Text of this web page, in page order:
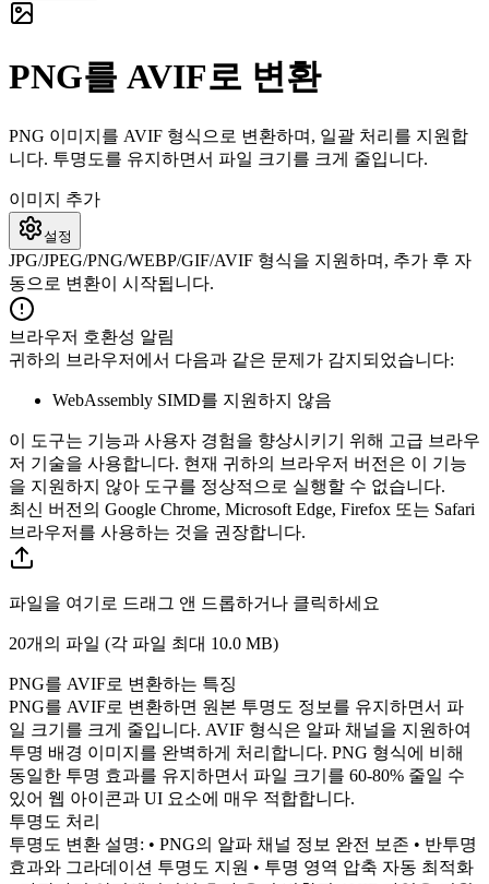
빠르게 도구 검색
PNG를 AVIF로 변환
PNG 이미지를 AVIF 형식으로 변환하며, 일괄 처리를 지원합
니다. 투명도를 유지하면서 파일 크기를 크게 줄입니다.
이미지 추가
설정
JPG/JPEG/PNG/WEBP/GIF/AVIF 형식을 지원하며, 추가 후 자
동으로 변환이 시작됩니다.
브라우저 호환성 알림
귀하의 브라우저에서 다음과 같은 문제가 감지되었습니다:
WebAssembly SIMD를 지원하지 않음
이 도구는 기능과 사용자 경험을 향상시키기 위해 고급 브라우
저 기술을 사용합니다. 현재 귀하의 브라우저 버전은 이 기능
을 지원하지 않아 도구를 정상적으로 실행할 수 없습니다.
최신 버전의 Google Chrome, Microsoft Edge, Firefox 또는 Safari
브라우저를 사용하는 것을 권장합니다.
파일을 여기로 드래그 앤 드롭하거나 클릭하세요
20개의 파일 (각 파일 최대 10.0 MB)
PNG를 AVIF로 변환하는 특징
PNG를 AVIF로 변환하면 원본 투명도 정보를 유지하면서 파
일 크기를 크게 줄입니다. AVIF 형식은 알파 채널을 지원하여
투명 배경 이미지를 완벽하게 처리합니다. PNG 형식에 비해
동일한 투명 효과를 유지하면서 파일 크기를 60-80% 줄일 수
있어 웹 아이콘과 UI 요소에 매우 적합합니다.
투명도 처리
투명도 변환 설명: • PNG의 알파 채널 정보 완전 보존 • 반투명
효과와 그라데이션 투명도 지원 • 투명 영역 압축 자동 최적화